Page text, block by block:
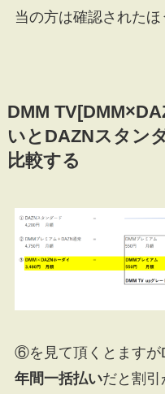
当の方は確認されたほ
DMM
いとDAZNスタン
比較する
⑥を見て頂くとますが
年間一括払いだと割引